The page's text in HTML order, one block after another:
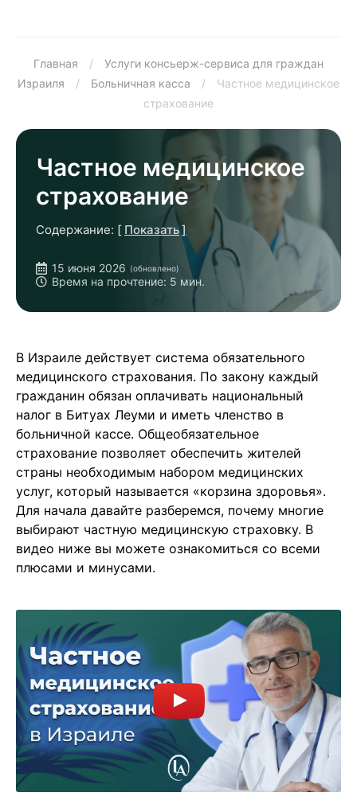
Главная /
Услуги консьерж-сервиса для граждан
Израиля
/ Больничная касса /
Частное медицинское
страхование
Частное медицинское
страхование
Содержание:
Показать
Государственная страховка
Что входит в корзину здоровья
Когда страховка не будет действовать
Некоторые нюансы
15 июня 2026 (обновлено)
Время на прочтение: 5 мин.
В Израиле действует система обязательного
медицинского страхования. По закону каждый
гражданин обязан оплачивать национальный
налог в Битуах Леуми и иметь членство в
больничной кассе. Общеобязательное
страхование позволяет обеспечить жителей
страны необходимым набором медицинских
услуг, который называется «корзина здоровья».
Для начала давайте разберемся, почему многие
выбирают частную медицинскую страховку. В
видео ниже вы можете ознакомиться со всеми
плюсами и минусами.